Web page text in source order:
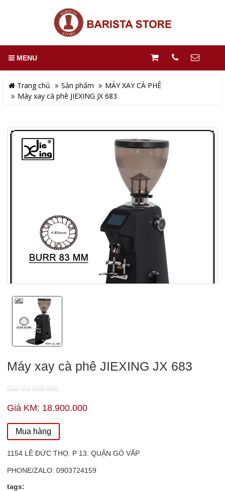
MENU
Trang chủ Sản phẩm
MÁY XAY CÀ PHÊ
Máy xay cà phê JIEXING JX 683
Máy xay cà phê JIEXING JX 683
Giá: 22.000.000
Giá KM: 18.900.000
Mua hàng
1154 LÊ ĐỨC THỌ. P 13. QUẬN GÒ VẤP
PHONE/ZALO: 0903724159
tags: